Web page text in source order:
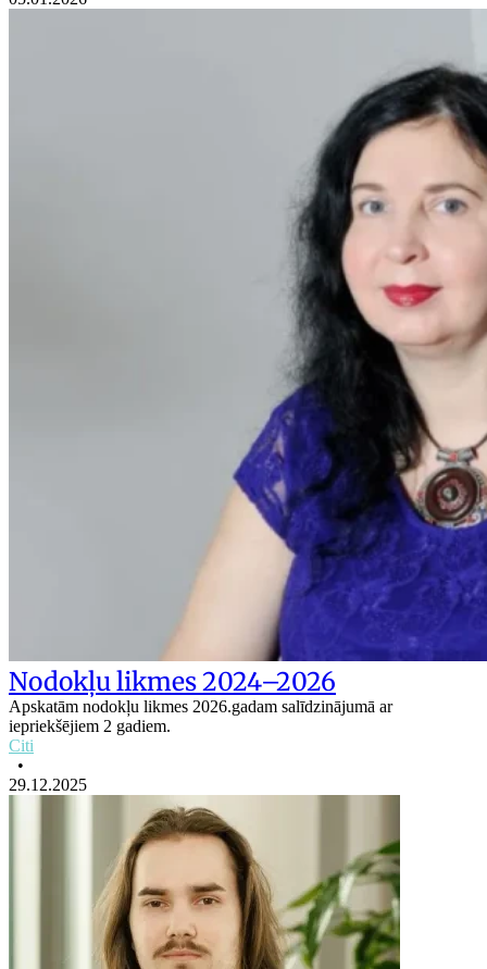
Nodokļu likmes 2024–2026
Apskatām nodokļu likmes 2026.gadam salīdzinājumā ar
iepriekšējiem 2 gadiem.
Citi
•
29.12.2025